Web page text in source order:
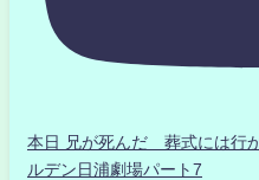
本日 兄が死んだ 葬式には
ルデン日浦劇場パート7